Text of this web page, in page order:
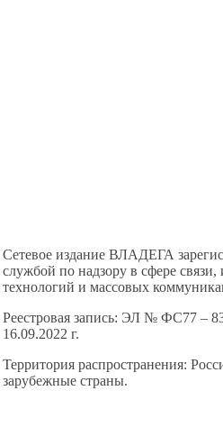
Сетевое издание ВЛАДЕГА
службой по надзору в сфере
технологий и массовых
Реестровая запись: ЭЛ № ФС77 –
16.09.2022 г.
Территория распространения:
зарубежные страны.